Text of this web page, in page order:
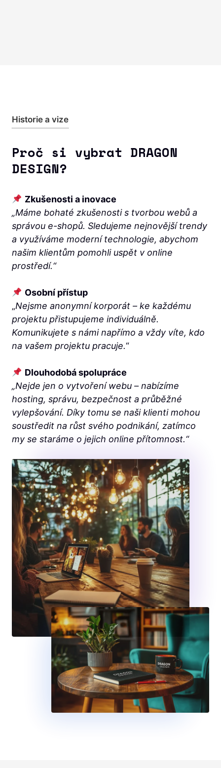
Historie a vize
Proč si vybrat DRAGON
DESIGN?
Zkušenosti a inovace
„Máme bohaté zkušenosti s tvorbou webů a
správou e-shopů. Sledujeme nejnovější trendy
a využíváme moderní technologie, abychom
našim klientům pomohli uspět v online
prostředí.“
Osobní přístup
„Nejsme anonymní korporát – ke každému
projektu přistupujeme individuálně.
Komunikujete s námi napřímo a vždy víte, kdo
na vašem projektu pracuje.“
Dlouhodobá spolupráce
„Nejde jen o vytvoření webu – nabízíme
hosting, správu, bezpečnost a průběžné
vylepšování. Díky tomu se naši klienti mohou
soustředit na růst svého podnikání, zatímco
my se staráme o jejich online přítomnost.“